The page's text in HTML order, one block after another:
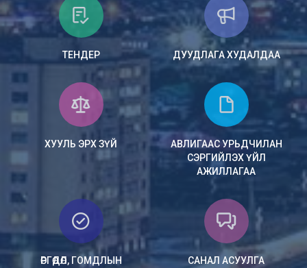
ТЕНДЕР ДУУДЛАГА ХУДАЛДАА
ХУУЛЬ ЭРХ ЗҮЙ
АВЛИГААС УРЬДЧИЛАН
СЭРГИЙЛЭХ ҮЙЛ
АЖИЛЛАГАА
ӨРГӨДӨЛ, ГОМДЛЫН
САНАЛ АСУУЛГА